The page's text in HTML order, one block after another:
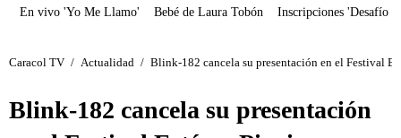
En vivo 'Yo Me Llamo' Bebé de Laura Tobón Inscripciones 'Desafío'
Caracol TV / Actualidad / Blink-182 cancela su presentación en el Festival
Blink-182 cancela su presentación